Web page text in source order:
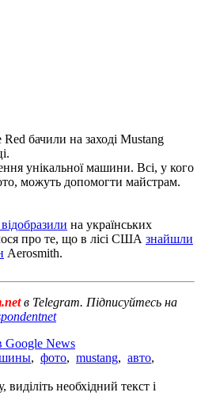
бачили на заході Mustang
унікальної машини. Всі, у кого
можуть допомогти майстрам.
на українських
про те, що в лісі США знайшли
Aerosmith.
в Telegram. Підписуйтесь на
Google News
, фото, mustang, авто,
необхідний текст і